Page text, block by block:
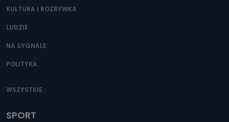
KULTURA I ROZRYWKA
LUDZIE
NA SYGNALE
POLITYKA
WSZYSTKIE
SPORT